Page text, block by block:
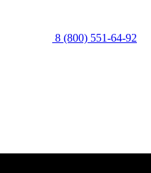
8 (800) 551-64-92